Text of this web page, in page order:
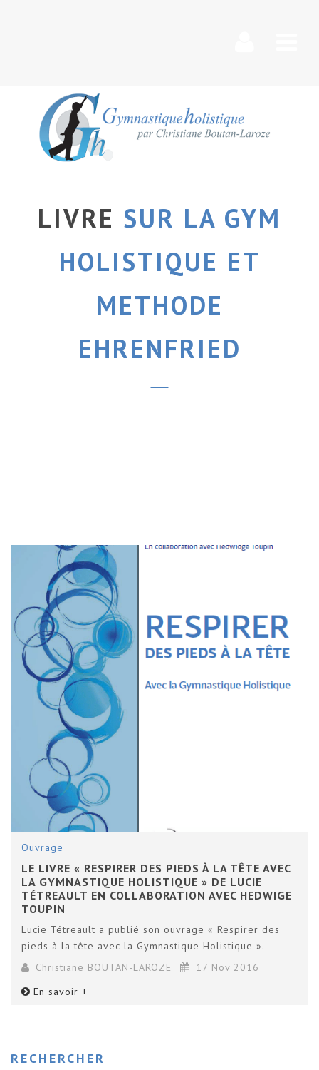
LIVRE SUR LA GYM
HOLISTIQUE ET
METHODE
EHRENFRIED
Ouvrage
LE LIVRE « RESPIRER DES PIEDS À LA TÊTE AVEC
LA GYMNASTIQUE HOLISTIQUE » DE LUCIE
TÉTREAULT EN COLLABORATION AVEC HEDWIGE
TOUPIN
Lucie Tétreault a publié son ouvrage « Respirer des
pieds à la tête avec la Gymnastique Holistique ».
Christiane BOUTAN-LAROZE
17 Nov 2016
En savoir +
RECHERCHER